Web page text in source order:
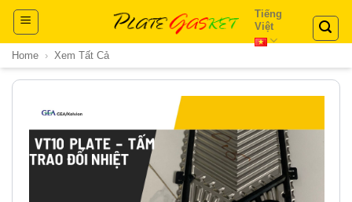
Skip
content
Tiếng
Việt
Home › Xem Tất Cả